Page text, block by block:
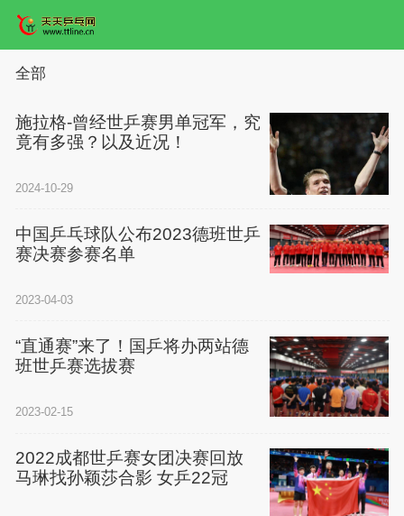
全部
施拉格-曾经世乒赛男单冠军，究
竟有多强？以及近况！
2024-10-29
中国乒乓球队公布2023德班世乒
赛决赛参赛名单
2023-04-03
“直通赛”来了！国乒将办两站德
班世乒赛选拔赛
2023-02-15
2022成都世乒赛女团决赛回放
马琳找孙颖莎合影 女乒22冠